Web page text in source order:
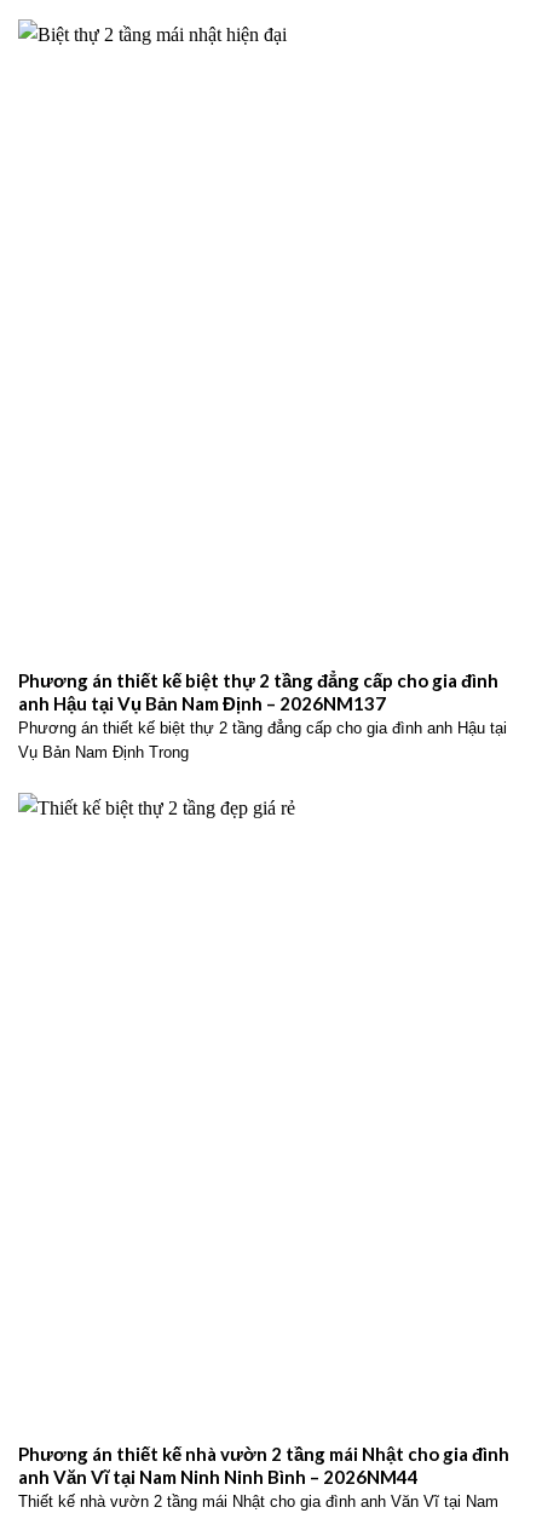
Phương án thiết kế biệt thự 2 tầng đẳng cấp cho gia đình
anh Hậu tại Vụ Bản Nam Định – 2026NM137
Phương án thiết kế biệt thự 2 tầng đẳng cấp cho gia đình anh Hậu tại
Vụ Bản Nam Định Trong
Phương án thiết kế nhà vườn 2 tầng mái Nhật cho gia đình
anh Văn Vĩ tại Nam Ninh Ninh Bình – 2026NM44
Thiết kế nhà vườn 2 tầng mái Nhật cho gia đình anh Văn Vĩ tại Nam